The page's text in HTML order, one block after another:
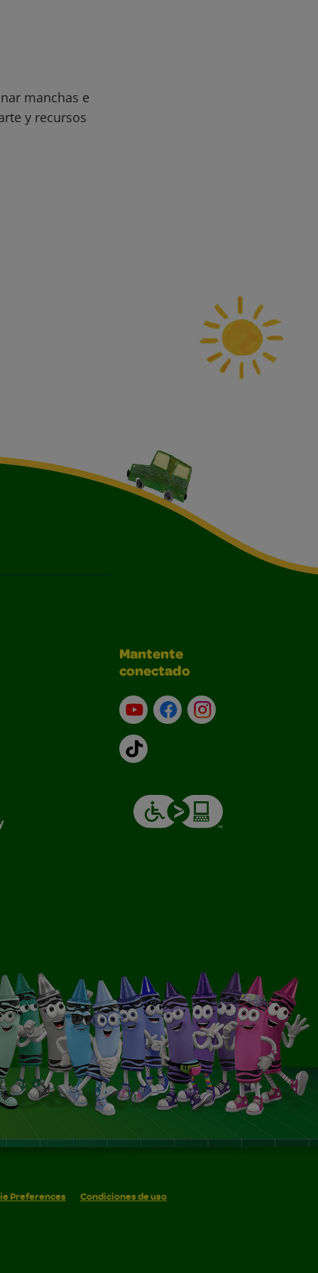
manchas e
y recursos
Mantente
conectado
YouTube (en inglés)
Facebook (en inglés)
Instagram (en
TikTok
Preferences Condiciones de uso